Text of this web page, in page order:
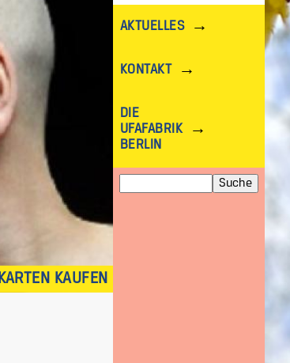
KARTEN KAUFEN
AKTUELLES
KONTAKT
DIE
UFAFABRIK
BERLIN